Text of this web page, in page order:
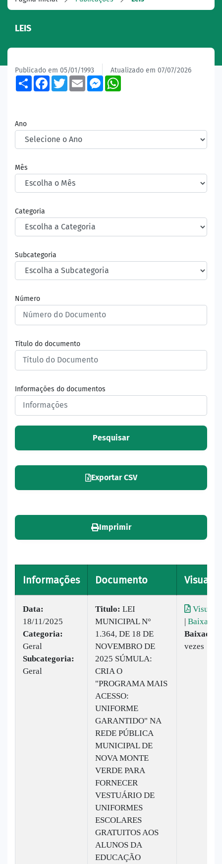
LEIS
Publicado em 05/01/1993 Atualizado em 07/07/2026
ShareFacebook
TwitterEmailMessenger
Ano
Mês
Categoria
Subcategoria
Número
Título do documento
Informações do documentos
Pesquisar
Exportar CSV
Imprimir
Informações Documento
Data:
18/11/2025
Categoria:
Geral
Subcategoria:
Geral
Titulo: LEI
MUNICIPAL N°
1.364, DE 18 DE
NOVEMBRO DE
2025 SÚMULA:
CRIA O
"PROGRAMA MAIS
ACESSO:
UNIFORME
GARANTIDO" NA
REDE PÚBLICA
MUNICIPAL DE
NOVA MONTE
VERDE PARA
FORNECER
VESTUÁRIO DE
UNIFORMES
ESCOLARES
GRATUITOS AOS
ALUNOS DA
EDUCAÇÃO
| Baixar
Baixado:
vezes